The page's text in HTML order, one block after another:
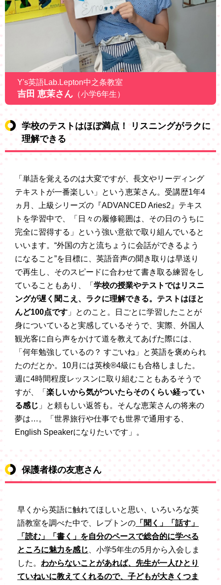
Y's英語Lab.Lepton中之条教室
吉田 恵茉さん （小学6年生）
学校のテストはほぼ満点！ リスニングがラクに
理解できる
「単語を覚えるのは大変ですが、長文やリーディング
テキストが一番楽しい」という恵茉さん。受講歴1年4
ヵ月、上級シリーズの『ADVANCED Aries2』テキス
トを学習中で、「日々の履修範囲は、その日のうちに
完全に習得する」という強い意欲で取り組んでいると
いいます。“外国の方と流ちょうに会話ができるよう
になること”を目標に、英語音声の聞き取りは早送り
で再生し、そのスピードに合わせて書き取る練習をし
ていることもあり、「 学校の授業やテストではリスニ
ングが遅く聞こえ、ラクに理解できる。テストはほと
んど100点です 」とのこと。日ごとに学習したことが
身についていると実感しているそうで、実際、外国人
観光客に自ら声をかけて道を教えてあげた際には、
「何年勉強しているの？ すごいね」と英語を褒められ
たのだとか。10月には英検®4級にも合格しました。
週に4時間程度レッスンに取り組むこともあるそうで
すが、「 楽しいから気がついたらそのくらい経ってい
る感じ 」と頼もしい返答も。そんな恵茉さんの将来の
夢は…。「世界旅行や仕事でも世界で通用する、
English Speakerになりたいです」。
保護者様の友恵さん
早くから英語に触れてほしいと思い、いろいろな英
語教室を調べた中で、レプトンの 「聞く」「話す」
「読む」「書く」を自分のペースで総合的に学べる
ところに魅力を感じ 、小学5年生の5月から入会しま
した。 わからないことがあれば、先生が一人ひとり
ていねいに教えてくれるので、子どもが大きくつま